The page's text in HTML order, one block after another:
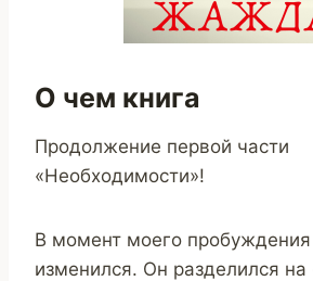
О чем книга
Продолжение первой части
«Необходимости»!
В момент моего
изменился. Он разделился на